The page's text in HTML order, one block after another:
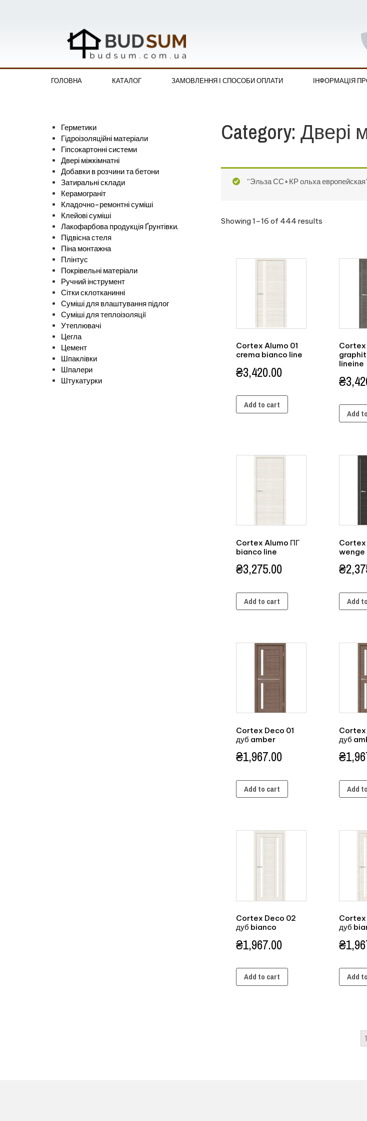
ГОЛОВНА КАТАЛОГ ЗАМОВЛЕННЯ І СПОСОБИ ОПЛАТИ ІНФОРМАЦІЯ
Герметики
Гідроізоляційні матеріали
Гіпсокартонні системи
Двері міжкімнатні
Добавки в розчини та бетони
Затиральні склади
Керамограніт
Кладочно-ремонтні суміші
Клейові суміші
Лакофарбова продукція Ґрунтівки.
Підвісна стеля
Піна монтажна
Плінтус
Покрівельні матеріали
Ручний інструмент
Сітки склотканинні
Суміші для влаштування підлог
Суміші для теплоізоляції
Утеплювачі
Цегла
Цемент
Шпаклівки
Шпалери
Штукатурки
Category: Двері
“Эльза СС+КР ольха
Showing 1–16 of 444 results
Cortex Alumo 01
crema bianco line
₴3,420.00
Add to cart
Cortex
lineine
₴
Add
Cortex Alumo ПГ
bianco line
₴3,275.00
Add to cart
Cortex
wenge
₴
Add
Cortex Deco 01
дуб amber
₴1,967.00
Add to cart
Cortex
дуб
₴
Add
Cortex Deco 02
дуб bianco
₴1,967.00
Add to cart
Cortex
дуб
₴
Add
1